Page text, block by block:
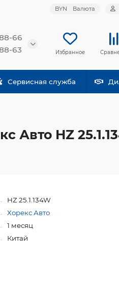
BYN Валюта
66
63
Избранное
Сервисная служба
Авто HZ
HZ 25.1.134W
Хорекс Авто
1 месяц
Китай